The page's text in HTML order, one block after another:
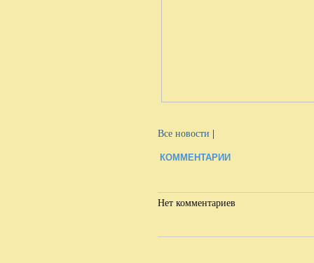
Все новости
КОММЕНТАРИИ
Нет комментариев